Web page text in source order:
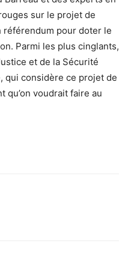
sur le projet de
référendum pour doter le
Parmi les plus cinglants,
et de la Sécurité
qui considère ce projet de
qu’on voudrait faire au